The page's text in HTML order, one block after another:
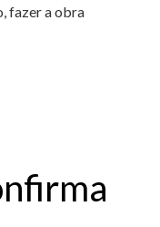
fazer a obra